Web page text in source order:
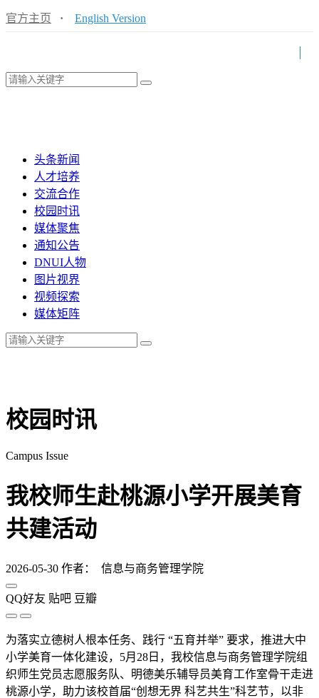
官方主页 · English Version
头条新闻
人才培养
交流合作
校园时讯
媒体聚焦
通知公告
DNUI人物
图片视界
视频探索
媒体矩阵
校园时讯
Campus Issue
我校师生赴桃源小学开展美育
共建活动
2026-05-30 作者： 信息与商务管理学院
QQ好友 贴吧 豆瓣
为落实立德树人根本任务、践行 “五育并举” 要求，推进大中
小学美育一体化建设，5月28日，我校信息与商务管理学院组
织师生党员志愿服务队、明德美乐辅导员美育工作室骨干走进
桃源小学，助力该校首届“创想无界 科艺共生”科艺节，以非